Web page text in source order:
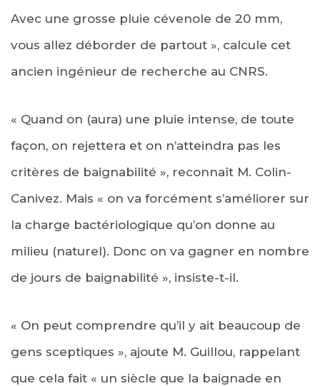
Avec une grosse pluie cévenole de 20 mm,
vous allez déborder de partout », calcule cet
ancien ingénieur de recherche au CNRS.
« Quand on (aura) une pluie intense, de toute
façon, on rejettera et on n’atteindra pas les
critères de baignabilité », reconnaît M. Colin-
Canivez. Mais « on va forcément s’améliorer sur
la charge bactériologique qu’on donne au
milieu (naturel). Donc on va gagner en nombre
de jours de baignabilité », insiste-t-il.
« On peut comprendre qu’il y ait beaucoup de
gens sceptiques », ajoute M. Guillou, rappelant
que cela fait « un siècle que la baignade en